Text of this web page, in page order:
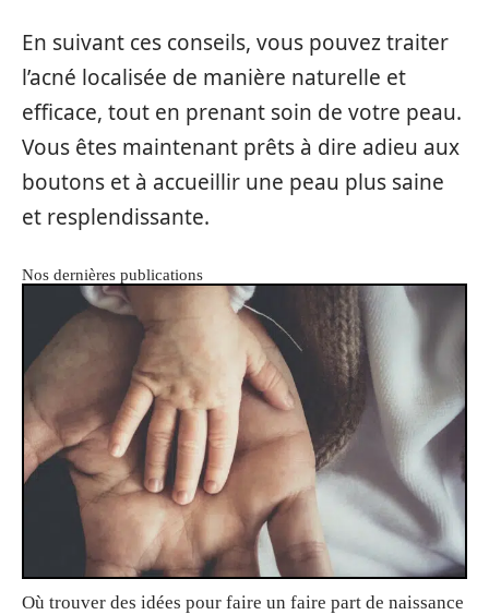
En suivant ces conseils, vous pouvez traiter
l’acné localisée de manière naturelle et
efficace, tout en prenant soin de votre peau.
Vous êtes maintenant prêts à dire adieu aux
boutons et à accueillir une peau plus saine
et resplendissante.
Nos dernières publications
Où trouver des idées pour faire un faire part de naissance